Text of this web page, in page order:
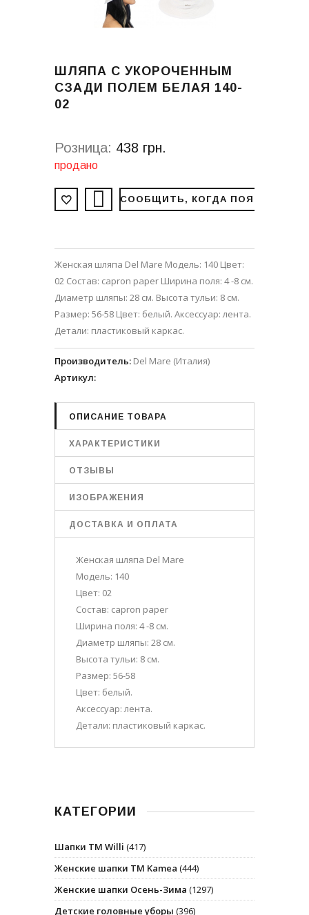
ШЛЯПА С УКОРОЧЕННЫМ
СЗАДИ ПОЛЕМ БЕЛАЯ 140-
02
Розница: 438 грн.
продано
СООБЩИТЬ, КОГДА ПОЯВИТСЯ
Женская шляпа Del Mare Модель: 140 Цвет:
02 Состав: capron paper Ширина поля: 4 -8 см.
Диаметр шляпы: 28 см. Высота тульи: 8 см.
Размер: 56-58 Цвет: белый. Аксессуар: лента.
Детали: пластиковый каркас.
Производитель: Del Mare (Италия)
Артикул:
ОПИСАНИЕ ТОВАРА
ХАРАКТЕРИСТИКИ
ОТЗЫВЫ
ИЗОБРАЖЕНИЯ
ДОСТАВКА И ОПЛАТА
Женская шляпа Del Mare
Модель: 140
Цвет: 02
Состав: capron paper
Ширина поля: 4 -8 см.
Диаметр шляпы: 28 см.
Высота тульи: 8 см.
Размер: 56-58
Цвет: белый.
Аксессуар: лента.
Детали: пластиковый каркас.
КАТЕГОРИИ
Шапки ТМ Willi (417)
Женские шапки ТМ Kamea (444)
Женские шапки Осень-Зима (1297)
Детские головные уборы (396)